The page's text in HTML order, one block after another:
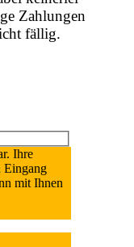
Zahlungen
fällig.
Ihre
Eingang
mit Ihnen